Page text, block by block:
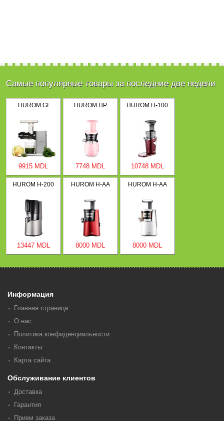
Самые популярные товары за последние две недели
HUROM GI
9915 MDL
HUROM HP
7748 MDL
HUROM H-100
10748 MDL
HUROM H-200
13447 MDL
HUROM H-AA
8000 MDL
HUROM H-AA
8000 MDL
Информация
Главная страница
О нас
Политика конфиденциальности
Контакты
Карта сайта
Обслуживание клиентов
Доставка
Гарантия
Прием заказа